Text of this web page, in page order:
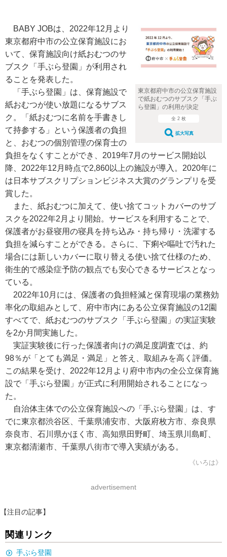
東京都府中市の公立保育施設
で紙おむつのサブスク「手ぶ
ら登園」の利用が決定
全 2 枚
拡大写真
BABY JOBは、2022年12月より
東京都府中市の公立保育施設にお
いて、保育施設向け紙おむつのサ
ブスク「手ぶら登園」が利用され
ることを発表した。
「手ぶら登園」は、保育施設で
紙おむつが使い放題になるサブス
ク。「紙おむつに名前を手書きし
て持参する」という保護者の負担
と、おむつの個別管理の保育士の
負担をなくすことができ、2019年7月のサービス開始以
降、2022年12月時点で2,860以上の施設が導入。2020年に
は日本サブスクリプションビジネス大賞のグランプリを受
賞した。
また、紙おむつに加えて、使い捨てコットカバーのサブ
スクを2022年2月より開始。サービスを利用することで、
保護者がお昼寝用の寝具を持ち込み・持ち帰り・洗濯する
負担を減らすことができる。さらに、下痢や嘔吐で汚れた
場合には新しいカバーに取り替える使い捨て仕様のため、
衛生的で感染症予防の観点でも安心できるサービスとなっ
ている。
2022年10月には、保護者の負担軽減と保育現場の業務効
率化の取組みとして、府中市内にある公立保育施設の12園
すべてで、紙おむつのサブスク「手ぶら登園」の実証実験
を2か月間実施した。
実証実験後に行った保護者向けの満足度調査では、約
98％が「とても満足・満足」と答え、取組みを高く評価。
この結果を受け、2022年12月より府中市内の全公立保育施
設で「手ぶら登園」が正式に利用開始されることになっ
た。
自治体主体での公立保育施設への「手ぶら登園」は、す
でに東京都渋谷区、千葉県浦安市、大阪府枚方市、奈良県
奈良市、石川県かほく市、高知県田野町、埼玉県川島町、
東京都清瀬市、千葉県八街市で導入実績がある。
《いろは》
advertisement
【注目の記事】
関連リンク
手ぶら登園